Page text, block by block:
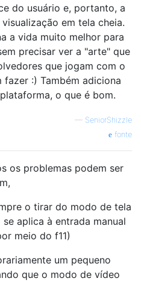
do usuário e, portanto, a
em tela cheia.
a vida muito melhor para
precisar ver a "arte" que
que jogam com o
fazer :) Também adiciona
o que é bom.
— SeniorShizzle
fonte
os problemas podem ser
o tirar do modo de tela
aplica à entrada manual
meio do f11)
um pequeno
que o modo de vídeo